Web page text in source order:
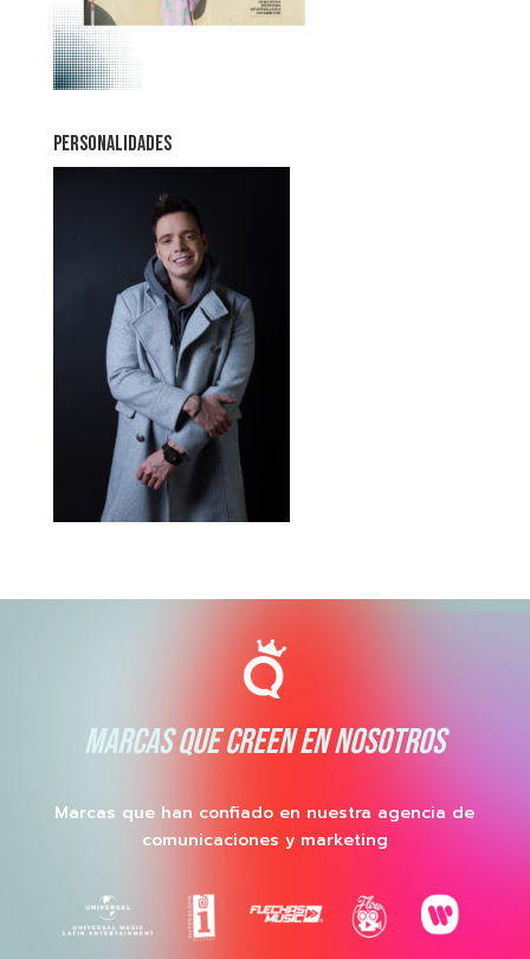
PERSONALIDADES
MARCAS QUE CREEN EN NOSOTROS
Marcas que han confiado en nuestra agencia de
comunicaciones y marketing